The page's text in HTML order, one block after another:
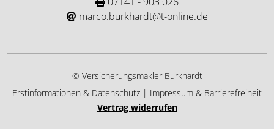
marco.burkhardt@t-online.de
© Versicherungsmakler Burkhardt
Erstinformationen & Datenschutz | Impressum & Barrierefreiheit
Vertrag widerrufen